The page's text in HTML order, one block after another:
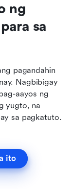
ng
sa
pagandahin
Nagbibigay
aayos ng
yugto, na
ito